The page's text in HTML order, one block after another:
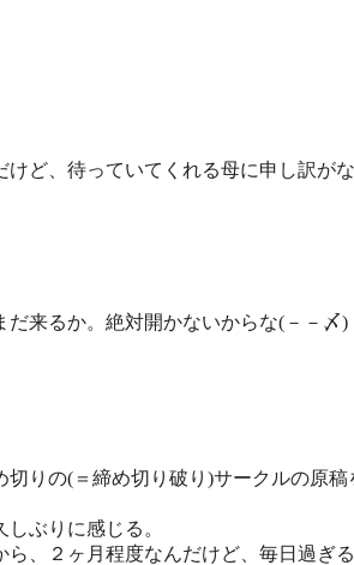
けど、待っていてくれる母に申し訳が
だ来るか。絶対開かないからな(－－〆)
切りの(＝締め切り破り)サークルの原稿
ぶりに感じる。
ら、２ヶ月程度なんだけど、毎日過ぎ